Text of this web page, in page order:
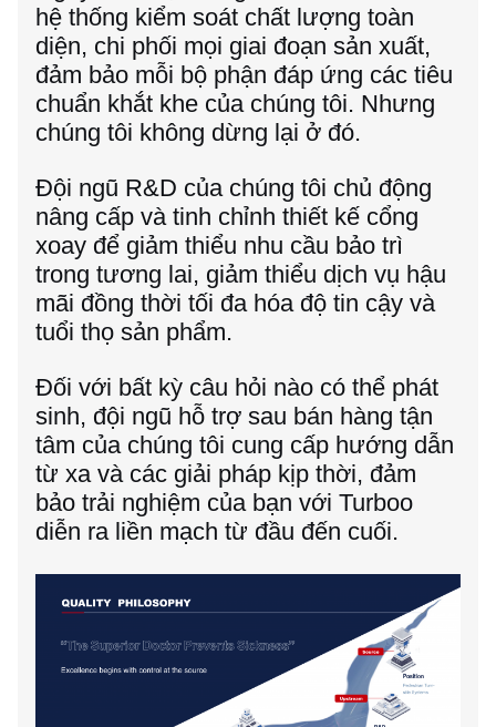
hệ thống kiểm soát chất lượng toàn
diện, chi phối mọi giai đoạn sản xuất,
đảm bảo mỗi bộ phận đáp ứng các tiêu
chuẩn khắt khe của chúng tôi. Nhưng
chúng tôi không dừng lại ở đó.
Đội ngũ R&D của chúng tôi chủ động
nâng cấp và tinh chỉnh thiết kế cổng
xoay để giảm thiểu nhu cầu bảo trì
trong tương lai, giảm thiểu dịch vụ hậu
mãi đồng thời tối đa hóa độ tin cậy và
tuổi thọ sản phẩm.
Đối với bất kỳ câu hỏi nào có thể phát
sinh, đội ngũ hỗ trợ sau bán hàng tận
tâm của chúng tôi cung cấp hướng dẫn
từ xa và các giải pháp kịp thời, đảm
bảo trải nghiệm của bạn với Turboo
diễn ra liền mạch từ đầu đến cuối.